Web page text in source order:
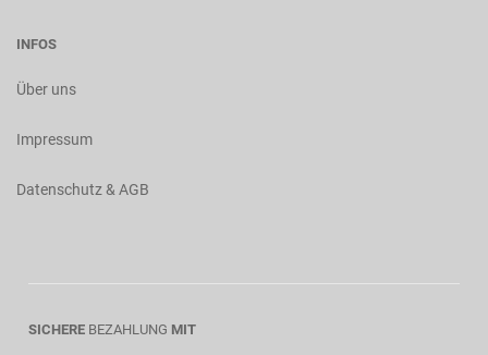
INFOS
Über uns
Impressum
Datenschutz & AGB
SICHERE BEZAHLUNG MIT